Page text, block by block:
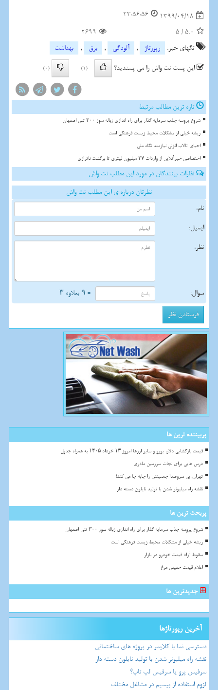
1399/04/18
23:56:56
5.0
/
5
2699
تگهای خبر:
رپورتاژ , آلودگی , برق ,
بهداشت
این پست نت واش را می پسندید؟
(1)
(0)
تازه ترین مطالب مرتبط
شروع پروسه جذب سرمایه گذار برای راه اندازی زباله سوز ۳۰۰ تنی اصفهان
ریشه خیلی از مشکلات محیط زیست فرهنگی است
احیای تالاب انزلی نیازمند نگاه ملی
اختصاصی خبرآنلاین از واردات ۲۷ میلیون لیتری تا برگشت ناترازی
نظرات بینندگان در مورد این مطلب نت واش
نظرتان درباره ی این مطلب نت واش
نام:
ایمیل:
نظر:
سوال: = ۹ بعلاوه ۳
پربیننده ترین ها
قیمت بازگشایی دلار، یورو و سایر ارزها امروز ۱۳ خرداد ۱۴۰۵ به همراه جدول
درس هایی برای نجات سرزمین مادری
تهران، بی سروصدا جمعیتش را جابه جا می کند!
نقشه راه میلیونر شدن با تولید نایلون دسته دار
پربحث ترین ها
شروع پروسه جذب سرمایه گذار برای راه اندازی زباله سوز ۳۰۰ تنی اصفهان
ریشه خیلی از مشکلات محیط زیست فرهنگی است
سقوط آزاد قیمت خودرو در بازار
اعلام قیمت حقیقی مرغ
جدیدترین ها
آخرین رپورتاژها
دسترسی نما با کلایمر در پروژه های ساختمانی
نقشه راه میلیونر شدن با تولید نایلون دسته دار
سرفیس پرو یا سرفیس لپ تاپ؟
لزوم استفاده از بیسیم در مشاغل مختلف